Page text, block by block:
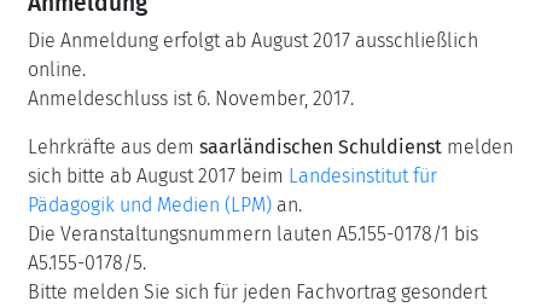
Die Anmeldung erfolgt ab August 2017 ausschließlich
online.
Anmeldeschluss ist 6. November, 2017.
Lehrkräfte aus dem saarländischen Schuldienst melden
sich bitte ab August 2017 beim Landesinstitut für
Pädagogik und Medien (LPM) an.
Die Veranstaltungsnummern lauten A5.155-0178/1 bis
A5.155-0178/5.
Bitte melden Sie sich für jeden Fachvortrag gesondert